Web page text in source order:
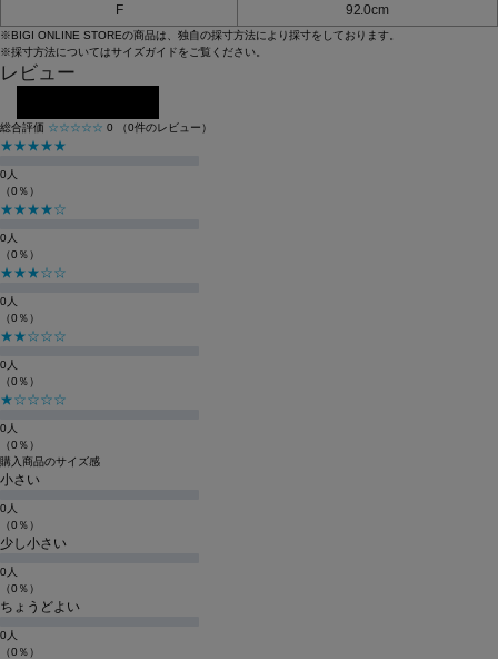
F
92.0cm
※BIGI ONLINE STOREの商品は、独自の採寸方法により採寸をしております。
※採寸方法についてはサイズガイドをご覧ください。
レビュー
総合評価 ☆☆☆☆☆ 0 （0件のレビュー）
★★★★★
0人
（0％）
★★★★☆
0人
（0％）
★★★☆☆
0人
（0％）
★★☆☆☆
0人
（0％）
★☆☆☆☆
0人
（0％）
購入商品のサイズ感
小さい
0人
（0％）
少し小さい
0人
（0％）
ちょうどよい
0人
（0％）